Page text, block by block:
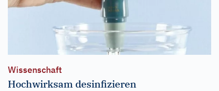
Wissenschaft
Hochwirksam desinfizieren